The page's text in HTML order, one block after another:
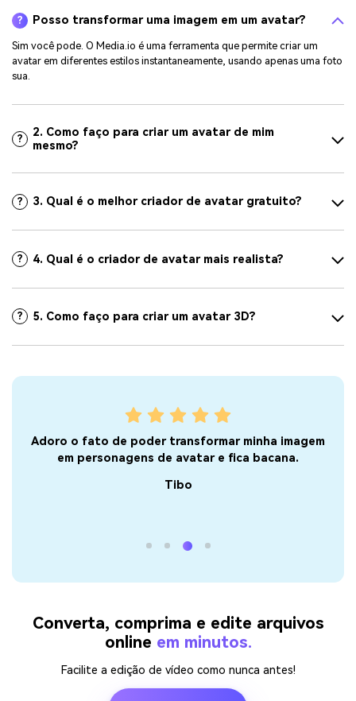
? Posso transformar uma imagem em um avatar?
Sim você pode. O Media.io é uma ferramenta que permite criar um
avatar em diferentes estilos instantaneamente, usando apenas uma foto
sua.
?
2. Como faço para criar um avatar de mim
mesmo?
? 3. Qual é o melhor criador de avatar gratuito?
? 4. Qual é o criador de avatar mais realista?
? 5. Como faço para criar um avatar 3D?
Adoro o fato de poder transformar minha imagem
em personagens de avatar e fica bacana.
Tibo
Converta, comprima e edite arquivos
online em minutos.
Facilite a edição de vídeo como nunca antes!